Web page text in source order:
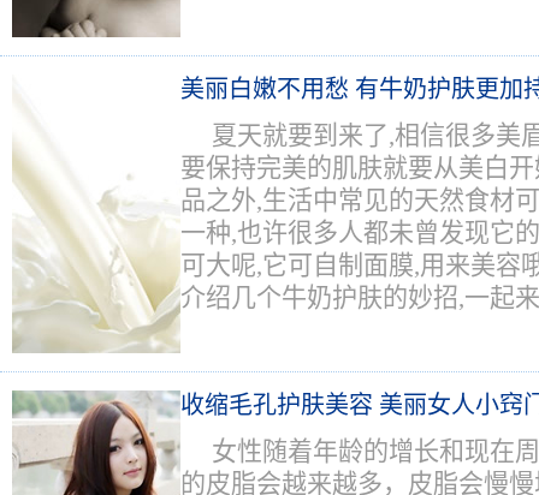
美丽白嫩不用愁 有牛奶护肤更加
夏天就要到来了,相信很多美
要保持完美的肌肤就要从美白
品之外,生活中常见的天然食材
一种,也许很多人都未曾发现它
可大呢,它可自制面膜,用来美容
介绍几个牛奶护肤的妙招,一起
收缩毛孔护肤美容 美丽女人小窍
女性随着年龄的增长和现在
的皮脂会越来越多，皮脂会慢